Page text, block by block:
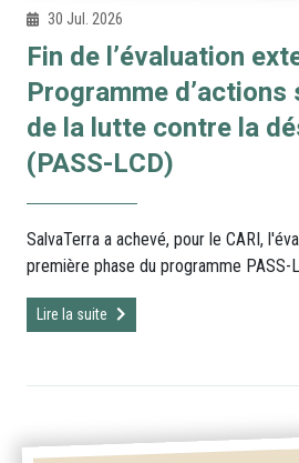
30 Jul. 2026
Fin de l’évaluation
Programme
de la lutte contre la
(PASS-LCD)
SalvaTerra a achevé, pour le CARI,
première phase du programme PASS-
Lire la suite